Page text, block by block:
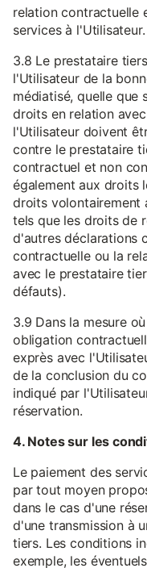
relation contractuelle
services à l'Utilisateur.
3.8 Le prestataire
l'Utilisateur de la
médiatisé, quelle que
droits en relation
l'Utilisateur doivent
contre le prestataire
contractuel et non
également aux droits
droits volontairement
tels que les droits de
d'autres déclarations
contractuelle ou la
avec le prestataire
défauts).
3.9 Dans la mesure
obligation
exprès avec
de la conclusion du
indiqué par
réservation.
4. Notes sur les
Le paiement des
par tout moyen
dans le cas d'une
d'une transmission à
tiers. Les conditions
exemple, les